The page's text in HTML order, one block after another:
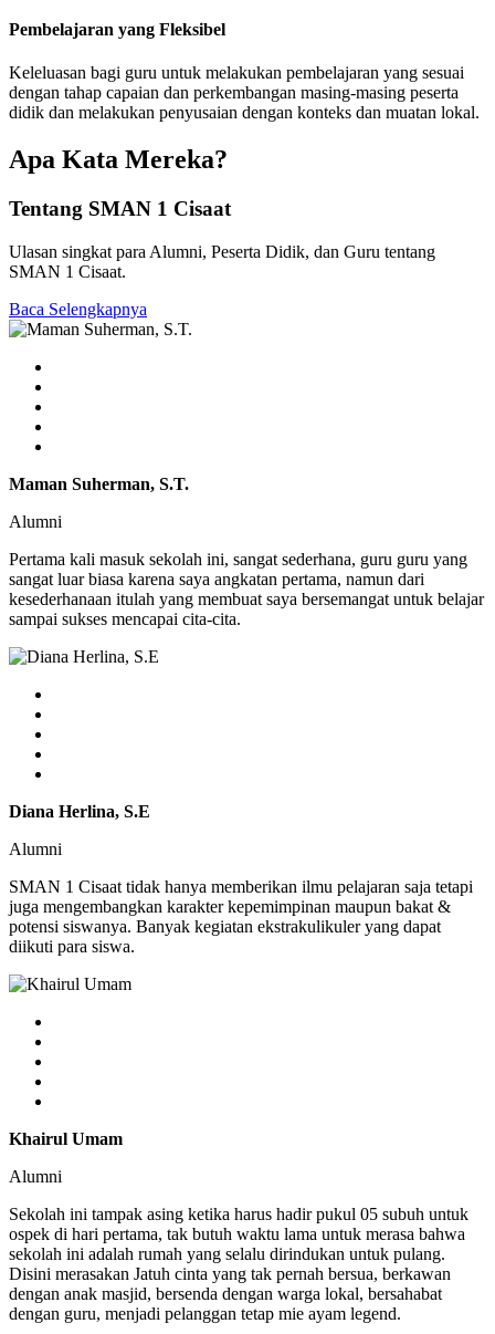
Pembelajaran yang Fleksibel
Keleluasan bagi guru untuk melakukan pembelajaran yang sesuai
dengan tahap capaian dan perkembangan masing-masing peserta
didik dan melakukan penyusaian dengan konteks dan muatan lokal.
Apa Kata Mereka?
Tentang SMAN 1 Cisaat
Ulasan singkat para Alumni, Peserta Didik, dan Guru tentang
SMAN 1 Cisaat.
Baca Selengkapnya
Maman Suherman, S.T.
Alumni
Pertama kali masuk sekolah ini, sangat sederhana, guru guru yang
sangat luar biasa karena saya angkatan pertama, namun dari
kesederhanaan itulah yang membuat saya bersemangat untuk belajar
sampai sukses mencapai cita-cita.
Diana Herlina, S.E
Alumni
SMAN 1 Cisaat tidak hanya memberikan ilmu pelajaran saja tetapi
juga mengembangkan karakter kepemimpinan maupun bakat &
potensi siswanya. Banyak kegiatan ekstrakulikuler yang dapat
diikuti para siswa.
Khairul Umam
Alumni
Sekolah ini tampak asing ketika harus hadir pukul 05 subuh untuk
ospek di hari pertama, tak butuh waktu lama untuk merasa bahwa
sekolah ini adalah rumah yang selalu dirindukan untuk pulang.
Disini merasakan Jatuh cinta yang tak pernah bersua, berkawan
dengan anak masjid, bersenda dengan warga lokal, bersahabat
dengan guru, menjadi pelanggan tetap mie ayam legend.